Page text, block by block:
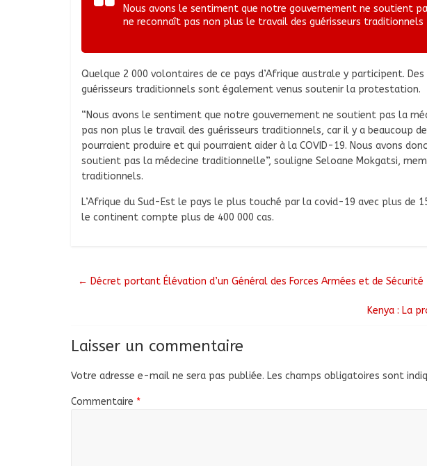
Nous avons le sentiment que notre gouvernement ne soutient
ne reconnaît pas non plus le travail des guérisseurs traditionnels
Quelque 2 000 volontaires de ce pays d’Afrique australe y participent. Des
guérisseurs traditionnels sont également venus soutenir la protestation.
“Nous avons le sentiment que notre gouvernement ne soutient pas la
pas non plus le travail des guérisseurs traditionnels, car il y a beaucoup
pourraient produire et qui pourraient aider à la COVID-19. Nous avons
soutient pas la médecine traditionnelle”, souligne Seloane Mokgatsi,
traditionnels.
L’Afrique du Sud-Est le pays le plus touché par la covid-19 avec plus de
le continent compte plus de 400 000 cas.
← Décret portant Élévation d’un Général des Forces Armées et de Sécurité
Kenya : La
Laisser un commentaire
Votre adresse e-mail ne sera pas publiée. Les champs obligatoires sont
Commentaire *